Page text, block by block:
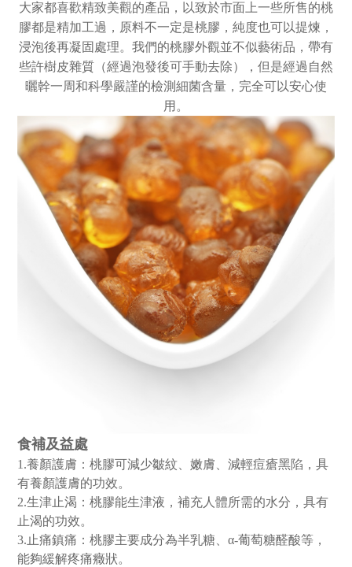
大家都喜歡精致美觀的產品，以致於市面上一些所售的桃
膠都是精加工過，原料不一定是桃膠，純度也可以提煉，
浸泡後再凝固處理。我們的桃膠外觀並不似藝術品，帶有
些許樹皮雜質（經過泡發後可手動去除），但是經過自然
曬幹一周和科學嚴謹的檢測細菌含量，完全可以安心使
用。
食補及益處
1.養顏護膚：桃膠可減少皺紋、嫩膚、減輕痘瘡黑陷，具
有養顏護膚的功效。
2.生津止渴：桃膠能生津液，補充人體所需的水分，具有
止渴的功效。
3.止痛鎮痛：桃膠主要成分為半乳糖、α-葡萄糖醛酸等，
能夠緩解疼痛癥狀。